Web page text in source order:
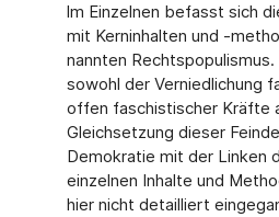
lm Einzelnen befasst sich
mit Kerninhalten und -
nannten
sowohl der Verniedlichung
offen faschistischer Kräfte
Gleichsetzung dieser
Demokratie mit der Linken
einzelnen Inhalte und
hier nicht de­tailliert